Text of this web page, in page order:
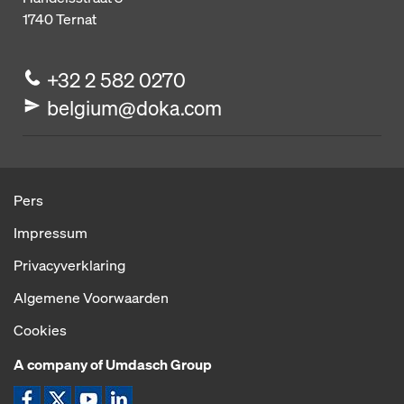
1740Ternat
+32 2 582 0270
belgium@doka.com
Pers
Impressum
Privacyverklaring
Algemene Voorwaarden
Cookies
A company of Umdasch Group
Pictogram Facebook
Pictogram X
Pictogram YouTube
Pictogram LinkedIn